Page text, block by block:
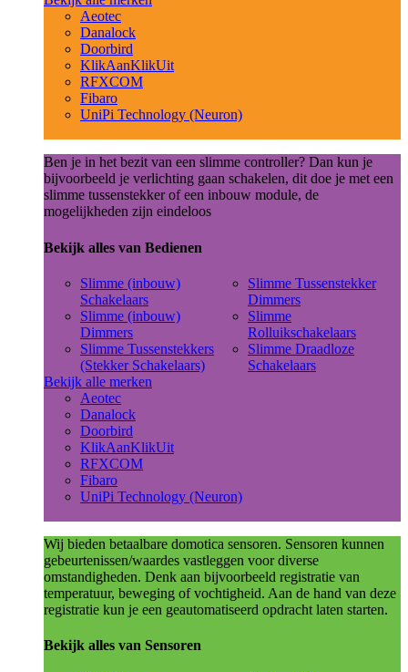
Aeotec
Danalock
Doorbird
KlikAanKlikUit
RFXCOM
Fibaro
UniPi Technology (Neuron)
Ben je in het bezit van een slimme controller? Dan kun je
bijvoorbeeld je verlichting gaan schakelen, dit doe je met een
slimme tussenstekker of een inbouw module, de
mogelijkheden zijn eindeloos
Bekijk alles van Bedienen
Slimme (inbouw)
Schakelaars
Slimme (inbouw)
Dimmers
Slimme Tussenstekkers
(Stekker Schakelaars)
Slimme Tussenstekker
Dimmers
Slimme
Rolluikschakelaars
Slimme Draadloze
Schakelaars
Bekijk alle merken
Aeotec
Danalock
Doorbird
KlikAanKlikUit
RFXCOM
Fibaro
UniPi Technology (Neuron)
Wij bieden betaalbare domotica sensoren. Sensoren kunnen
gebeurtenissen/waardes vastleggen voor diverse
omstandigheden. Denk aan bijvoorbeeld registratie van
temperatuur, beweging of vochtigheid. Aan de hand van deze
registratie kun je een geautomatiseerd opdracht laten starten.
Bekijk alles van Sensoren